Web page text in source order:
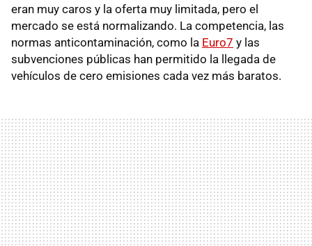
eran muy caros y la oferta muy limitada, pero el
mercado se está normalizando. La competencia, las
normas anticontaminación, como la Euro7 y las
subvenciones públicas han permitido la llegada de
vehículos de cero emisiones cada vez más baratos.